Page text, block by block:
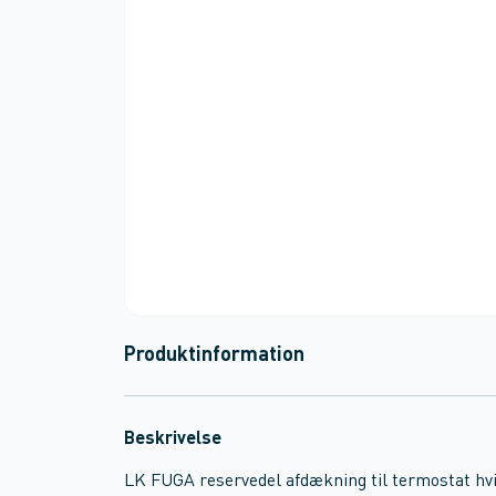
Produktinformation
Beskrivelse
LK FUGA reservedel afdækning til termostat